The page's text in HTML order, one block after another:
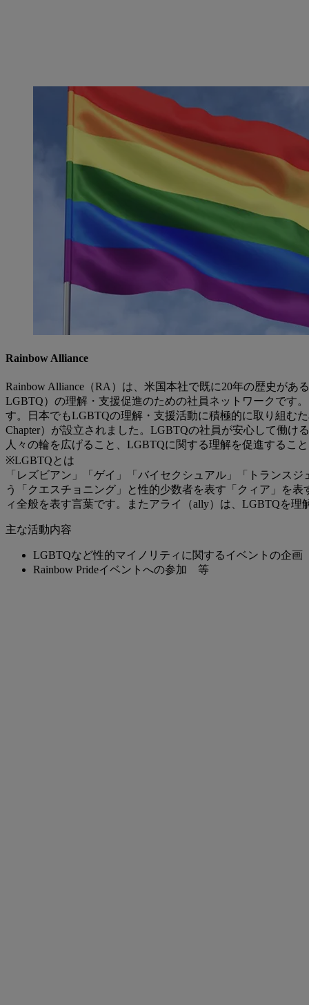
Rainbow Alliance
Rainbow Alliance（RA）は、米国本社で既に20年の歴史があ
LGBTQ）の理解・支援促進のための社員ネットワークです
す。日本でもLGBTQの理解・支援活動に積極的に取り組む
Chapter）が設立されました。LGBTQの社員が安心して働け
人々の輪を広げること、LGBTQに関する理解を促進するこ
※LGBTQとは
「レズビアン」「ゲイ」「バイセクシュアル」「トランス
う「クエスチョニング」と性的少数者を表す「クィア」を
ィ全般を表す言葉です。またアライ（ally）は、LGBTQを
主な活動内容
LGBTQなど性的マイノリティに関するイベントの企画
Rainbow Prideイベントへの参加 等